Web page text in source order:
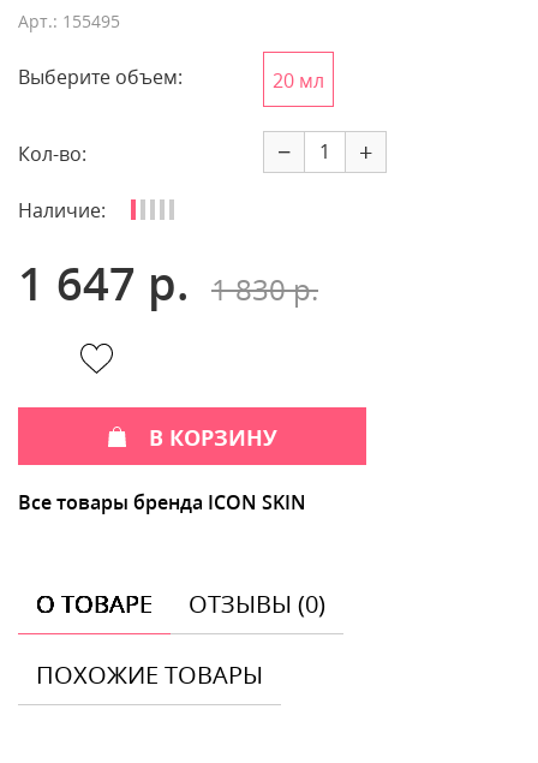
Арт.: 155495
Выберите объем: 20 мл
Кол-во: − +
Наличие:
1 647 р. 1 830 р.
В КОРЗИНУ
Все товары бренда ICON SKIN
О ТОВАРЕ ОТЗЫВЫ (0)
ПОХОЖИЕ ТОВАРЫ